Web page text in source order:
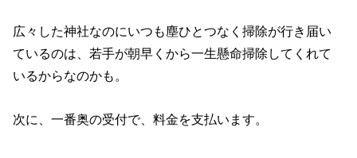
広々した神社なのにいつも塵ひとつなく掃除が行き届い
ているのは、若手が朝早くから一生懸命掃除してくれて
いるからなのかも。
次に、一番奥の受付で、料金を支払います。